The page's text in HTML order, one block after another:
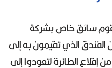
سائق خاص بشركة
الفندق الذي تقيمون به إلى
الطائرة لتعودوا إلى